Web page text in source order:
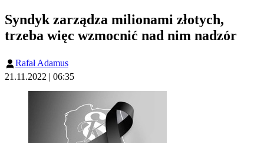
Syndyk zarządza milionami złotych,
trzeba więc wzmocnić nad nim nadzór
Rafał Adamus
21.11.2022 | 06:35